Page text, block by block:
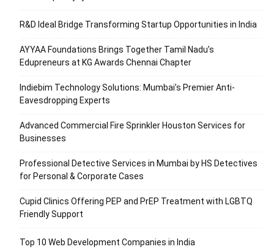
R&D Ideal Bridge Transforming Startup Opportunities in India
AYYAA Foundations Brings Together Tamil Nadu’s
Edupreneurs at KG Awards Chennai Chapter
Indiebim Technology Solutions: Mumbai’s Premier Anti-
Eavesdropping Experts
Advanced Commercial Fire Sprinkler Houston Services for
Businesses
Professional Detective Services in Mumbai by HS Detectives
for Personal & Corporate Cases
Cupid Clinics Offering PEP and PrEP Treatment with LGBTQ
Friendly Support
Top 10 Web Development Companies in India